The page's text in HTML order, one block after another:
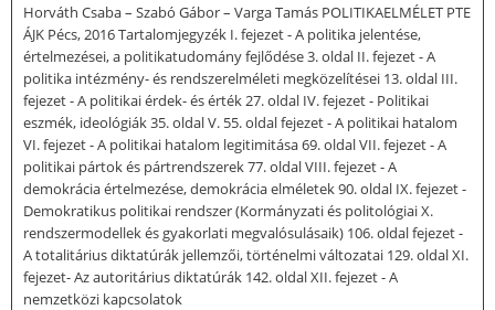
Horváth Csaba – Szabó Gábor – Varga Tamás POLITIKAELMÉLET PTE
ÁJK Pécs, 2016 Tartalomjegyzék I. fejezet - A politika jelentése,
értelmezései, a politikatudomány fejlődése 3. oldal II. fejezet - A
politika intézmény- és rendszerelméleti megközelítései 13. oldal III.
fejezet - A politikai érdek- és érték 27. oldal IV. fejezet - Politikai
eszmék, ideológiák 35. oldal V. 55. oldal fejezet - A politikai hatalom
VI. fejezet - A politikai hatalom legitimitása 69. oldal VII. fejezet - A
politikai pártok és pártrendszerek 77. oldal VIII. fejezet - A
demokrácia értelmezése, demokrácia elméletek 90. oldal IX. fejezet -
Demokratikus politikai rendszer (Kormányzati és politológiai X.
rendszermodellek és gyakorlati megvalósulásaik) 106. oldal fejezet -
A totalitárius diktatúrák jellemzői, történelmi változatai 129. oldal XI.
fejezet- Az autoritárius diktatúrák 142. oldal XII. fejezet - A
nemzetközi kapcsolatok